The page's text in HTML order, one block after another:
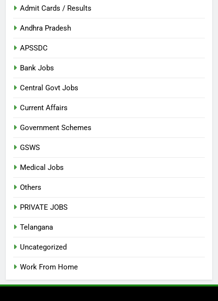
Admit Cards / Results
Andhra Pradesh
APSSDC
Bank Jobs
Central Govt Jobs
Current Affairs
Government Schemes
GSWS
Medical Jobs
Others
PRIVATE JOBS
Telangana
Uncategorized
Work From Home